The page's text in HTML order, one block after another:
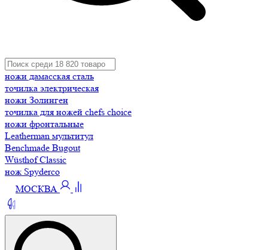
ножи дамасская сталь
точилка электрическая
ножи Золинген
точилка для ножей chefs choice
ножи фронтальные
Leatherman мультитул
Benchmade Bugout
Wüsthof Classic
нож Spyderco
МОСКВА